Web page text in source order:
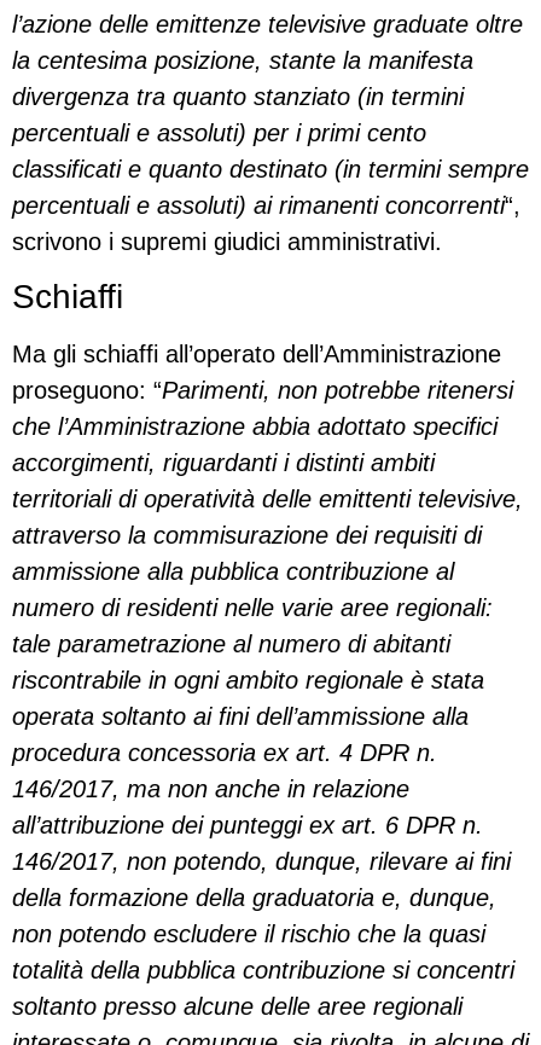
l’azione delle emittenze televisive graduate oltre
la centesima posizione, stante la manifesta
divergenza tra quanto stanziato (in termini
percentuali e assoluti) per i primi cento
classificati e quanto destinato (in termini sempre
percentuali e assoluti) ai rimanenti concorrenti“,
scrivono i supremi giudici amministrativi.
Schiaffi
Ma gli schiaffi all’operato dell’Amministrazione
proseguono: “Parimenti, non potrebbe ritenersi
che l’Amministrazione abbia adottato specifici
accorgimenti, riguardanti i distinti ambiti
territoriali di operatività delle emittenti televisive,
attraverso la commisurazione dei requisiti di
ammissione alla pubblica contribuzione al
numero di residenti nelle varie aree regionali:
tale parametrazione al numero di abitanti
riscontrabile in ogni ambito regionale è stata
operata soltanto ai fini dell’ammissione alla
procedura concessoria ex art. 4 DPR n.
146/2017, ma non anche in relazione
all’attribuzione dei punteggi ex art. 6 DPR n.
146/2017, non potendo, dunque, rilevare ai fini
della formazione della graduatoria e, dunque,
non potendo escludere il rischio che la quasi
totalità della pubblica contribuzione si concentri
soltanto presso alcune delle aree regionali